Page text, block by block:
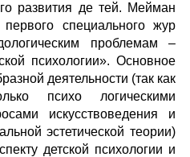
развития де тей. Мейман
специального жур
проблемам –
психологии». Основное
деятельности (так как
психо логическими
искусствоведения и
эстетической теории)
детской психологии и